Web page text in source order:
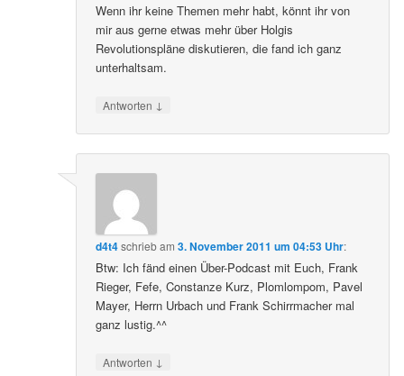
Wenn ihr keine Themen mehr habt, könnt ihr von
mir aus gerne etwas mehr über Holgis
Revolutionspläne diskutieren, die fand ich ganz
unterhaltsam.
Antworten ↓
d4t4schriebam3. November 2011 um 04:53 Uhr:
Btw: Ich fänd einen Über-Podcast mit Euch, Frank
Rieger, Fefe, Constanze Kurz, Plomlompom, Pavel
Mayer, Herrn Urbach und Frank Schirrmacher mal
ganz lustig.^^
Antworten ↓